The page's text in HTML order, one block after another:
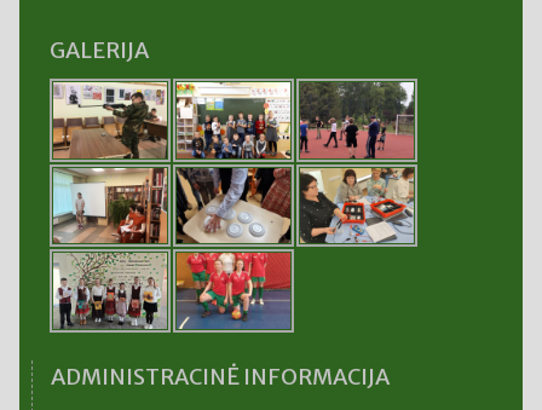
GALERIJA
ADMINISTRACINĖ INFORMACIJA